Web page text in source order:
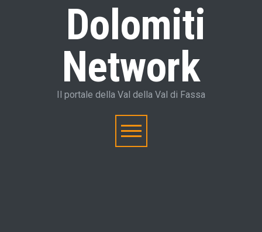
Dolomiti
Network
Il portale della Val della Val di Fassa